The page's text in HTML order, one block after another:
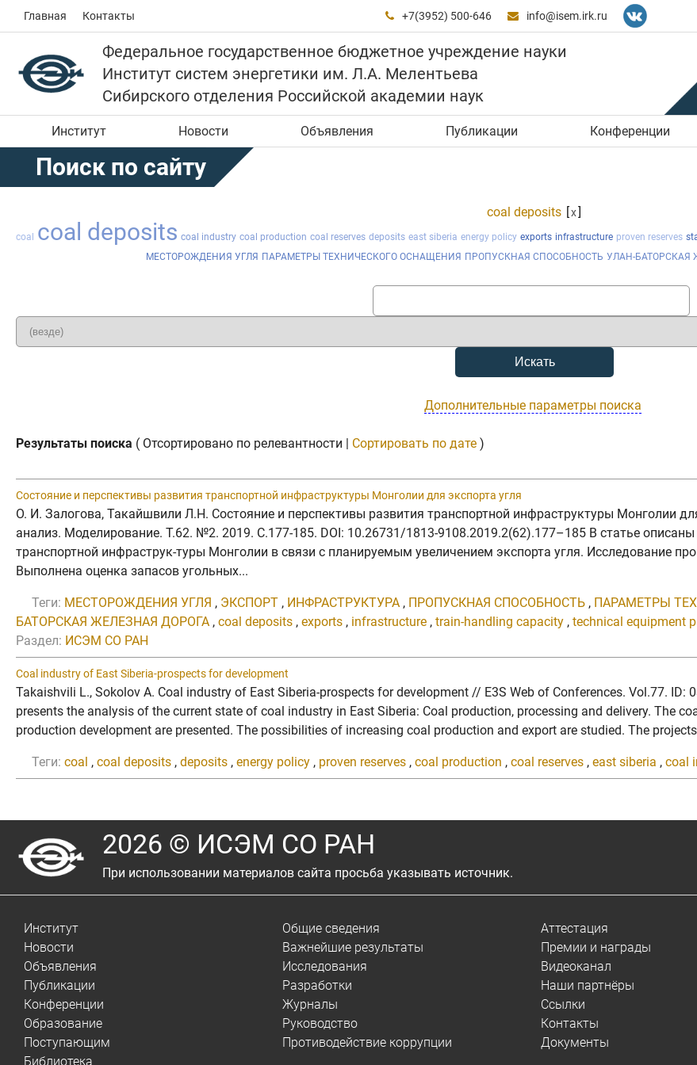
Главная Контакты  +7(3952) 500-646  info@isem.irk.ru
Федеральное государственное бюджетное учреждение науки
Институт систем энергетики им. Л.А. Мелентьева
Сибирского отделения Российской академии наук
Институт Новости Объявления Публикации Конференции
Поиск по сайту
coal deposits [x]
coal coal deposits coal industry coal production coal reserves deposits east siberia energy policy exports infrastructure proven reserves
МЕСТОРОЖДЕНИЯ УГЛЯ ПАРАМЕТРЫ ТЕХНИЧЕСКОГО ОСНАЩЕНИЯ ПРОПУСКНАЯ СПОСОБНОСТЬ УЛАН-БАТОРСКАЯ
Дополнительные параметры поиска
Результаты поиска ( Отсортировано по релевантности | Сортировать по дате )
Состояние и перспективы развития транспортной инфраструктуры Монголии для экспорта угля
О. И. Залогова, Такайшвили Л.Н. Состояние и перспективы развития транспортной инфраструктуры Монголии
анализ. Моделирование. Т.62. №2. 2019. C.177-185. DOI: 10.26731/1813-9108.2019.2(62).177–185 В статье
транспортной инфраструк-туры Монголии в связи с планируемым увеличением экспорта угля. Исследование
Выполнена оценка запасов угольных...
Теги: МЕСТОРОЖДЕНИЯ УГЛЯ , ЭКСПОРТ , ИНФРАСТРУКТУРА , ПРОПУСКНАЯ СПОСОБНОСТЬ , ПАРАМЕТРЫ
БАТОРСКАЯ ЖЕЛЕЗНАЯ ДОРОГА , coal deposits , exports , infrastructure , train-handling capacity , technical equipment
Раздел: ИСЭМ СО РАН
Coal industry of East Siberia-prospects for development
Takaishvili L., Sokolov A. Coal industry of East Siberia-prospects for development // E3S Web of Conferences. Vol.77.
presents the analysis of the current state of coal industry in East Siberia: Coal production, processing and delivery. The
production development are presented. The possibilities of increasing coal production and export are studied. The
Теги: coal , coal deposits , deposits , energy policy , proven reserves , coal production , coal reserves , east siberia , coal
2026 © ИСЭМ СО РАН
При использовании материалов сайта просьба указывать источник.
Институт
Новости
Объявления
Публикации
Конференции
Образование
Поступающим
Библиотека
Общие сведения
Важнейшие результаты
Исследования
Разработки
Журналы
Руководство
Противодействие коррупции
Аттестация
Премии и награды
Видеоканал
Наши партнёры
Ссылки
Контакты
Документы